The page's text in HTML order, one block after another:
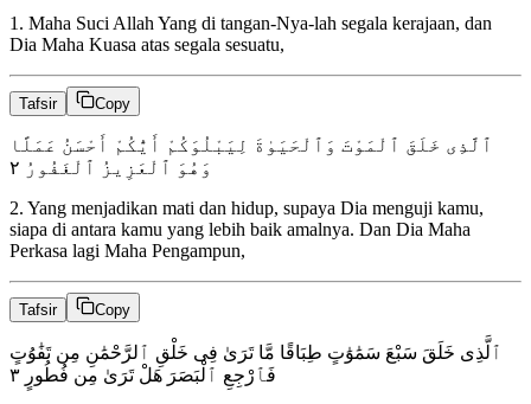
1 . Maha Suci Allah Yang di tangan-Nya-lah segala kerajaan, dan
Dia Maha Kuasa atas segala sesuatu,
Tafsir Copy
ٱلَّذِى خَلَقَ ٱلْمَوْتَ وَٱلْحَيَوٰةَ لِيَبْلُوَكُمْ أَيُّكُمْ أَحْسَنُ عَمَلًا
وَهُوَ ٱلْعَزِيزُ ٱلْغَفُورُ ٢
2. Yang menjadikan mati dan hidup, supaya Dia menguji kamu,
siapa di antara kamu yang lebih baik amalnya. Dan Dia Maha
Perkasa lagi Maha Pengampun,
Tafsir Copy
ٱلَّذِى خَلَقَ سَبْعَ سَمَٰوَٰتٍ طِبَاقًا مَّا تَرَىٰ فِى خَلْقِ ٱلرَّحْمَٰنِ مِن تَفَٰوُتٍ
فَٱرْجِعِ ٱلْبَصَرَ هَلْ تَرَىٰ مِن فُطُورٍ ٣